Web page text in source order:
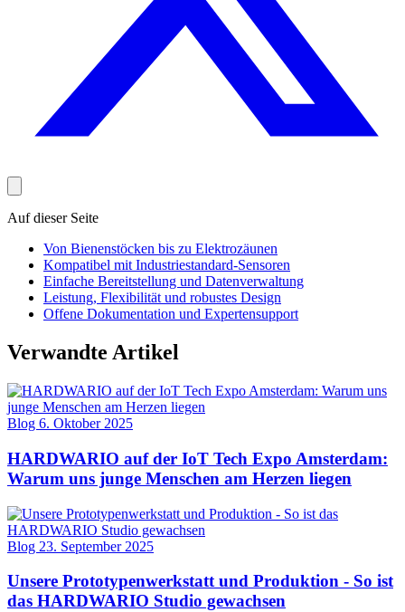
Auf dieser Seite
Von Bienenstöcken bis zu Elektrozäunen
Kompatibel mit Industriestandard-Sensoren
Einfache Bereitstellung und Datenverwaltung
Leistung, Flexibilität und robustes Design
Offene Dokumentation und Expertensupport
Verwandte Artikel
Blog 6. Oktober 2025
HARDWARIO auf der IoT Tech Expo Amsterdam:
Warum uns junge Menschen am Herzen liegen
Blog 23. September 2025
Unsere Prototypenwerkstatt und Produktion - So ist
das HARDWARIO Studio gewachsen